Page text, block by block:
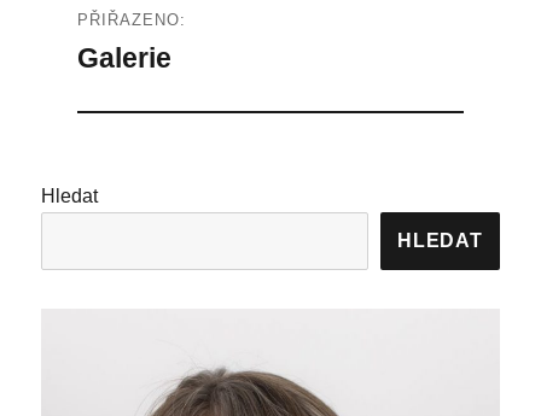
pro
PŘIŘAZENO:
Galerie
Hledat
HLEDAT